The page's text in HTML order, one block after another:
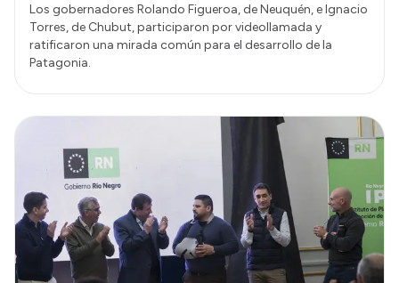
Los gobernadores Rolando Figueroa, de Neuquén, e Ignacio
Torres, de Chubut, participaron por videollamada y
ratificaron una mirada común para el desarrollo de la
Patagonia.